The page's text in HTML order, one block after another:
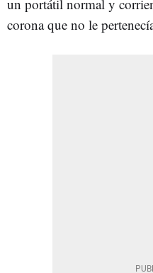
un portátil normal y
corona que no le